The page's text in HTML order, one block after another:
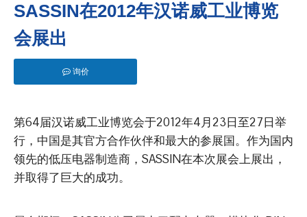
SASSIN在2012年汉诺威工业博览
会展出
询价
第64届汉诺威工业博览会于2012年4月23日至27日举
行，中国是其官方合作伙伴和最大的参展国。作为国内
领先的低压电器制造商，SASSIN在本次展会上展出，
并取得了巨大的成功。